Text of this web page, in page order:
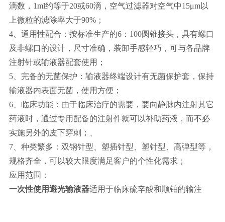
滴数，1ml约等于20或60滴，空气过滤器对空气中15μm以
上微粒的滤除率大于90%；
4、通用性配合：按标准生产的6：100圆锥接头，具有螺口
及非螺口的设计，尺寸准确，装卸手感轻巧，可与各品牌
注射针或输液器配套使用；
5、完备的无菌保护：输液器终端设计有无菌保护套，保持
输液器内表面无菌，使用方便；
6、临床功能：由于临床治疗的需要，要向静脉内注射其它
药液时，通过专用配备的注射件就可以补助药液，而不必
实施另外的皮下穿刺；、
7、种类繁多：双钢针型、塑插针型、塑针型、高弹型等，
规格齐全，可以较大限度满足客户的个性化需求；
应用范围：
一次性使用避光输液器适用于临床硫辛酸和顺铂的输注